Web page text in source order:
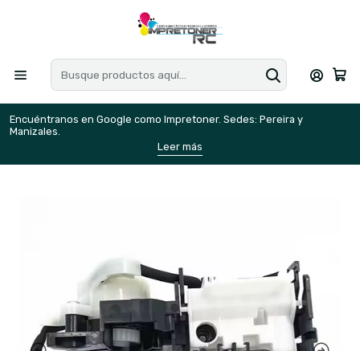
Encuéntranos en Google como Impretoner. Sedes: Pereira y
Manizales.
Leer más